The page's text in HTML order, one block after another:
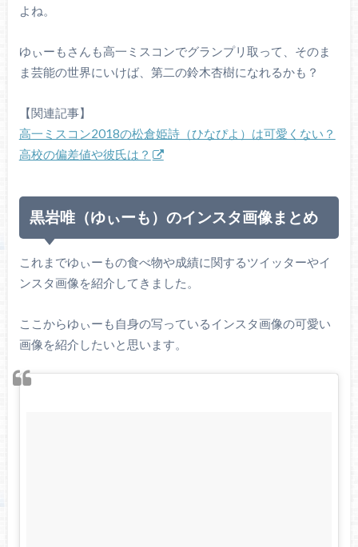
よね。
ゆぃーもさんも高一ミスコンでグランプリ取って、そのま
ま芸能の世界にいけば、第二の鈴木杏樹になれるかも？
【関連記事】
高一ミスコン2018の松倉姫詩（ひなぴよ）は可愛くない？
高校の偏差値や彼氏は？
黒岩唯（ゆぃーも）のインスタ画像まとめ
これまでゆぃーもの食べ物や成績に関するツイッターやイ
ンスタ画像を紹介してきました。
ここからゆぃーも自身の写っているインスタ画像の可愛い
画像を紹介したいと思います。